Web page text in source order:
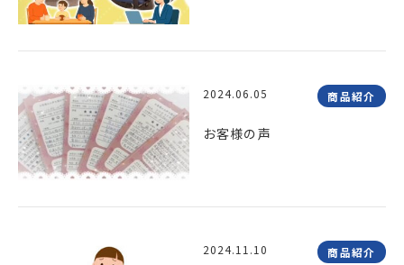
2024.06.05 商品紹介
お客様の声
2024.11.10 商品紹介